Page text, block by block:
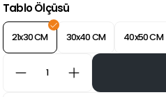
Tablo Ölçüsü
21x30 CM 30x40 CM 40x50 CM